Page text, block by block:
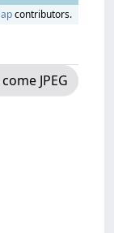
contributors.
JPEG